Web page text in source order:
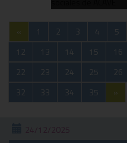
« 1 2 3 4 5
12
13 14 15 16
22
23 24 25 26
32
33 34 35 »
24/12/2025